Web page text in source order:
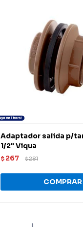
Adaptador salida p/
1/2" Viqua
$ 267 $281